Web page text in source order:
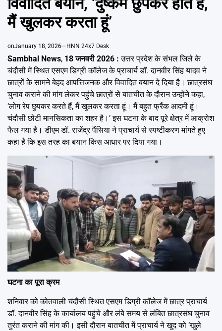
मैं खुलकर करता हूं’
onJanuary 18, 2026 HNN 24x7 Desk
Sambhal News, 18 जनवरी 2026 :उत्तर प्रदेश के संभल जिले के
चंदौसी में स्थित एसएम डिग्री कॉलेज के प्राचार्य डॉ. दानवीर सिंह यादव ने
छात्रों के सामने बेहद आपत्तिजनक और विवादित बयान दे दिया है। छात्रसंघ
चुनाव कराने की मांग लेकर पहुंचे छात्रों से बातचीत के दौरान उन्होंने कहा,
‘लोग रेप छुपकर करते हैं, मैं खुलकर करता हूं। मैं बहुत फ्रैंक आदमी हूं।
चंदौसी छोटी मानसिकता का शहर है।’ इस घटना के बाद पूरे क्षेत्र में आक्रोश
फैल गया है। डीएम डॉ. राजेंद्र पैंसिया ने प्राचार्य से स्पष्टीकरण मांगते हुए
कहा है कि इस तरह का बयान किस आधार पर दिया गया।
घटना का पूरा क्रम
शनिवार को कोतवाली चंदौसी स्थित एसएम डिग्री कॉलेज में छात्र प्राचार्य
डॉ. दानवीर सिंह के कार्यालय पहुंचे और लंबे समय से लंबित छात्रसंघ चुनाव
तुरंत कराने की मांग की। इसी दौरान बातचीत में प्राचार्य ने खुद को ‘खुले